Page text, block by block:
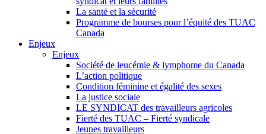
La santé et la sécurité
Programme de bourses pour l’équité des TUAC
Canada
Enjeux
Enjeux
Société de leucémie & lymphome du Canada
L’action politique
Condition féminine et égalité des sexes
La justice sociale
LE SYNDICAT des travailleurs agricoles
Fierté des TUAC – Fierté syndicale
Jeunes travailleurs